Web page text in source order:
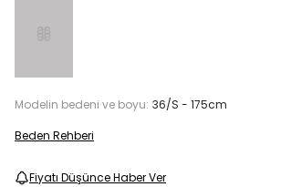
Modelin bedeni ve boyu: 36/S - 175cm
Beden Rehberi
Fiyatı Düşünce Haber Ver